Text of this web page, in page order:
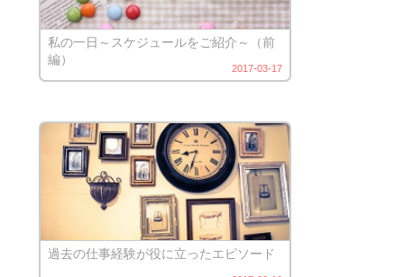
私の一日～スケジュールをご紹介～（前
編）
2017-03-17
過去の仕事経験が役に立ったエピソード